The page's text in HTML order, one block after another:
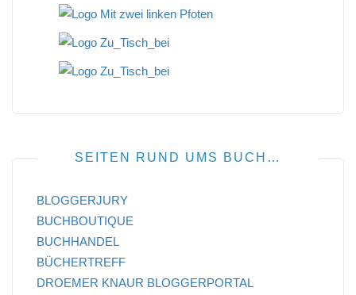
SEITEN RUND UMS BUCH…
BLOGGERJURY
BUCHBOUTIQUE
BUCHHANDEL
BÜCHERTREFF
DROEMER KNAUR BLOGGERPORTAL